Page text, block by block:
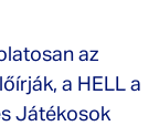
az
a HELL a
Játékosok